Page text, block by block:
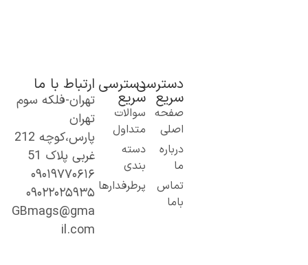
دسترسی
سریع
صفحه
اصلی
درباره
تماس
دسترسی
سریع
سوالات
متداول
دسته
بندی
پرطرفدارها
ارتباط با ما
تهران-فلکه سوم
تهران
پارس،کوچه 212
غربی پلاک 51
۰۹۰۱۹۷۷۰۶۱۶
۰۹۰۲۲۰۲۵۹۳۵
GBmags@gma
il.com